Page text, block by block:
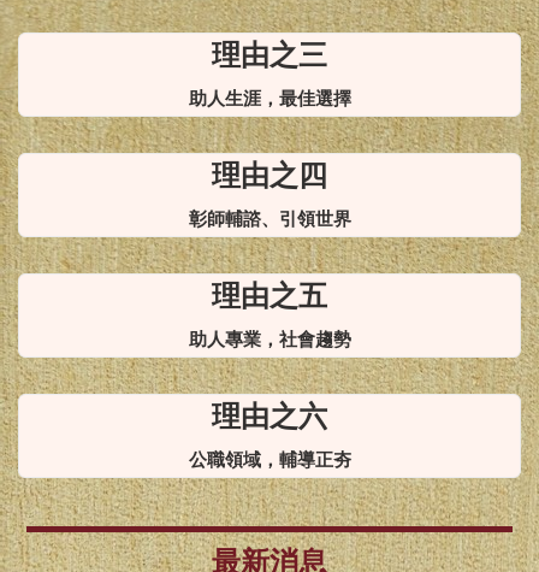
理由之三
助人生涯，最佳選擇
理由之四
彰師輔諮、引領世界
理由之五
助人專業，社會趨勢
理由之六
公職領域，輔導正夯
最新消息